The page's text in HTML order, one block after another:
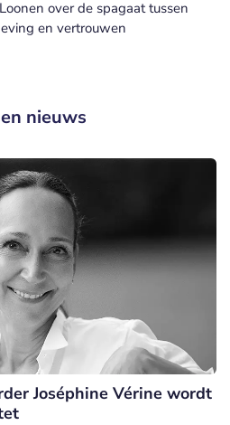
over de spagaat tussen
en vertrouwen
nieuws
Joséphine Vérine wordt